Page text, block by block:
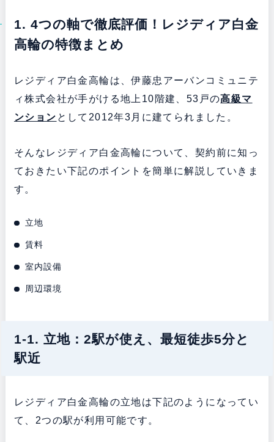
1. 4つの軸で徹底評価！レジディア白金
高輪の特徴まとめ
レジディア白金高輪は、伊藤忠アーバンコミュニテ
ィ株式会社が手がける地上10階建、53戸の高級マ
ンション として2012年3月に建てられました。
そんなレジディア白金高輪について、契約前に知っ
ておきたい下記のポイントを簡単に解説していきま
す。
立地
賃料
室内設備
周辺環境
1-1. 立地：2駅が使え、最短徒歩5分と
駅近
レジディア白金高輪の立地は下記のようになってい
て、2つの駅が利用可能です。